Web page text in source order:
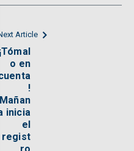
Article
¡Tómal
o en
!
Mañan
inicia
el
regist